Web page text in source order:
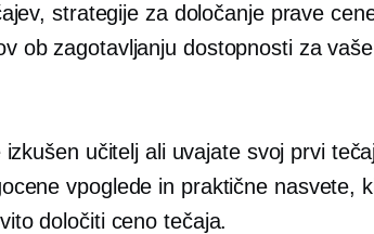
strategije za določanje prave
ob zagotavljanju dostopnosti za vaše
učitelj ali uvajate svoj prvi
vpoglede in praktične nasvete,
določiti ceno tečaja.